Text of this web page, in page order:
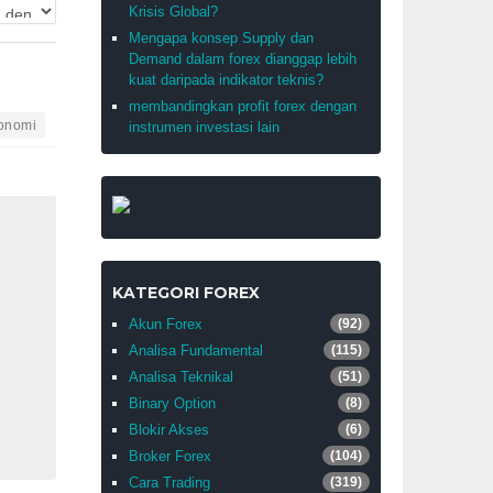
Krisis Global?
Mengapa konsep Supply dan
Demand dalam forex dianggap lebih
kuat daripada indikator teknis?
membandingkan profit forex dengan
instrumen investasi lain
KATEGORI FOREX
Akun Forex (92)
Analisa Fundamental (115)
Analisa Teknikal (51)
Binary Option (8)
Blokir Akses (6)
Broker Forex (104)
Cara Trading (319)